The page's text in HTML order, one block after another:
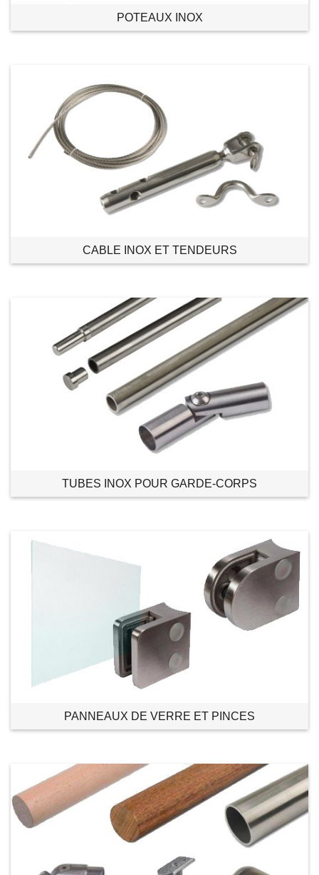
POTEAUX INOX
CABLE INOX ET TENDEURS
TUBES INOX POUR GARDE-CORPS
PANNEAUX DE VERRE ET PINCES